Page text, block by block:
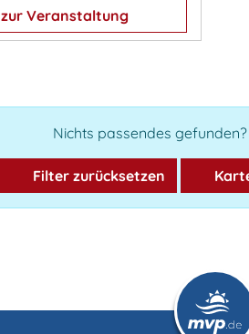
zur Veranstaltung
Nichts passendes
Filter zurücksetzen